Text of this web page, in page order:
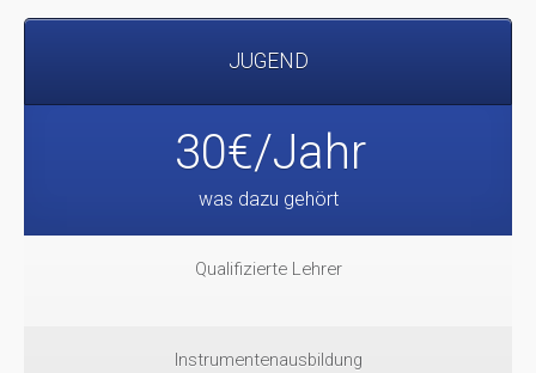
JUGEND
30€/Jahr
was dazu gehört
Qualifizierte Lehrer
Instrumentenausbildung